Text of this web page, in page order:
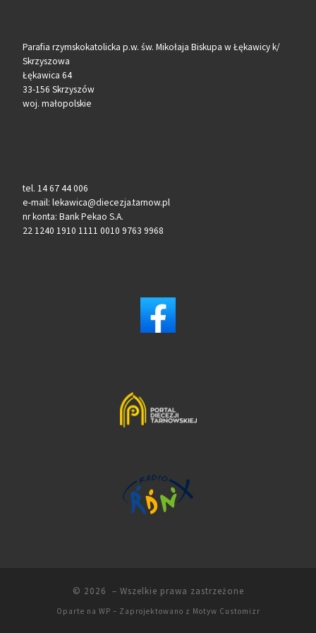
Parafia rzymskokatolicka p.w. św. Mikołaja Biskupa w Łękawicy k/
Skrzyszowa
Łękawica 64
33-156 Skrzyszów
woj. małopolskie
tel. 14 67 44 006
e-mail: lekawica@diecezja.tarnow.pl
nr konta: Bank Pekao S.A.
22 1240 1910 1111 0010 9763 9968
© 2026 – Wszelkie prawa zastrzeżone
Oparte na WP – Zaprojektowano z Motyw Customizr